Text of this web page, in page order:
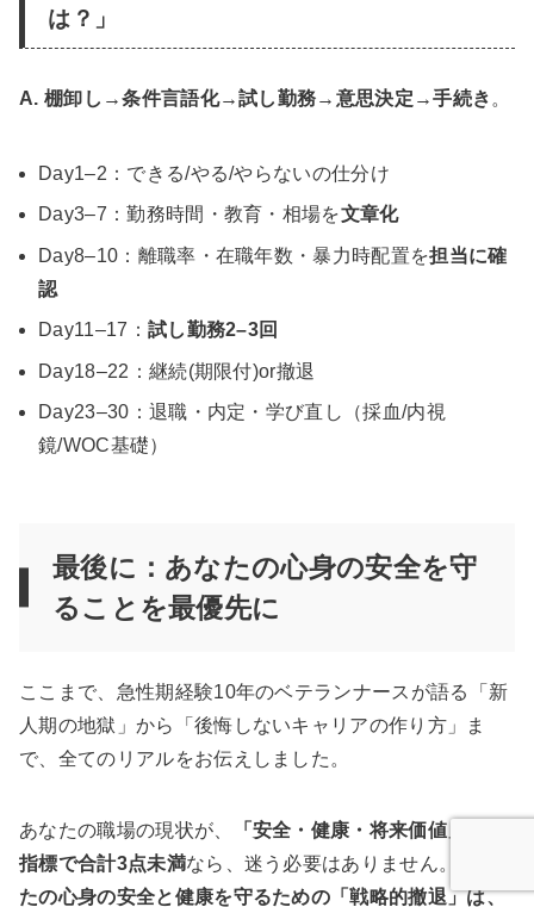
は？」
A. 棚卸し→条件言語化→試し勤務→意思決定→手続き 。
Day1–2：できる/やる/やらないの仕分け
Day3–7：勤務時間・教育・相場を文章化
Day8–10：離職率・在職年数・暴力時配置を担当に確
認
Day11–17： 試し勤務2–3回
Day18–22：継続(期限付)or撤退
Day23–30：退職・内定・学び直し（採血/内視
鏡/WOC基礎）
最後に：あなたの心身の安全を守
ることを最優先に
ここまで、急性期経験10年のベテランナースが語る「新
人期の地獄」から「後悔しないキャリアの作り方」ま
で、全てのリアルをお伝えしました。
あなたの職場の現状が、
「安全・健康・将来価値」の3
指標で合計3点未満なら、迷う必要はありません。
たの心身の安全と健康を守るための「戦略的撤退」は、